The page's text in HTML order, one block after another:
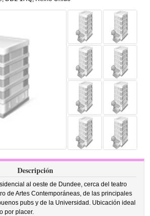
Descripción
al oeste de Dundee, cerca del teatro
de Artes Contemporáneas, de las principales
pubs y de la Universidad. Ubicación ideal
por placer.